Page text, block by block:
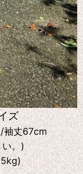
ズ
袖丈67cm
い。)